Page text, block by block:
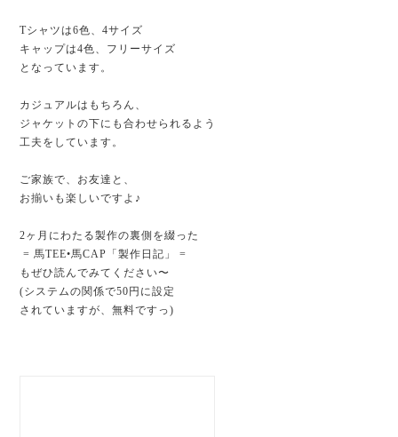
Tシャツは6色、4サイズ
キャップは4色、フリーサイズ
となっています。
カジュアルはもちろん、
ジャケットの下にも合わせられるよう
工夫をしています。
ご家族で、お友達と、
お揃いも楽しいですよ♪
2ヶ月にわたる製作の裏側を綴った
= 馬TEE•馬CAP「製作日記」 =
もぜひ読んでみてください〜
(システムの関係で50円に設定
されていますが、無料ですっ)